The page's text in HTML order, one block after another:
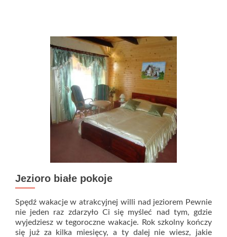
Jezioro białe pokoje
Spędź wakacje w atrakcyjnej willi nad jeziorem Pewnie
nie jeden raz zdarzyło Ci się myśleć nad tym, gdzie
wyjedziesz w tegoroczne wakacje. Rok szkolny kończy
się już za kilka miesięcy, a ty dalej nie wiesz, jakie